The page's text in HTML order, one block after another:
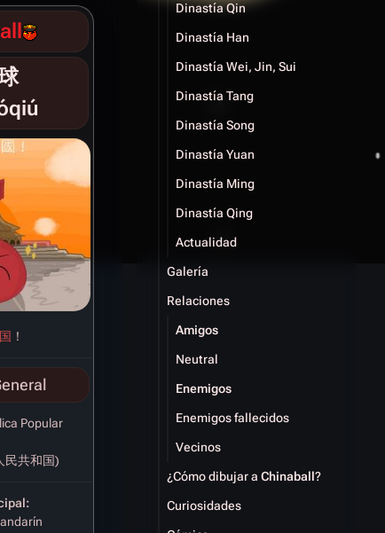
！
Popular
民共和国)
Dinastía Qin
Dinastía Han
Dinastía Wei, Jin, Sui
Dinastía Tang
Dinastía Song
Dinastía Yuan
Dinastía Ming
Dinastía Qing
Actualidad
Galería
Relaciones
Amigos
Neutral
Enemigos
Enemigos fallecidos
Vecinos
¿Cómo dibujar a Chinaball?
Curiosidades